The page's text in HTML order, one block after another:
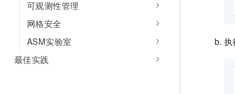
可观测性管理
网格安全
ASM实验室
最佳实践
执